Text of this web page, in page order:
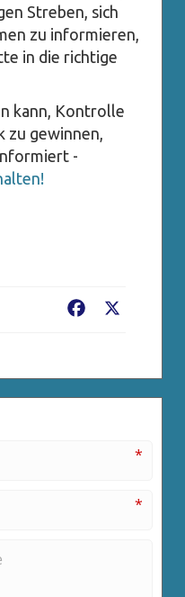
Streben, sich
zu informieren,
in die richtige
kann, Kontrolle
zu gewinnen,
-
Facebook
*
*